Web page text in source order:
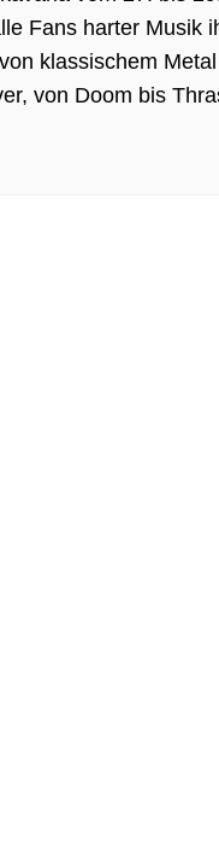
Fans harter Musik
klassischem
von Doom bis